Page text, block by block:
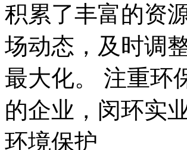
积累了丰富的资
场动态，及时调
最大化。 注重环
的企业，闵环实
环境保护